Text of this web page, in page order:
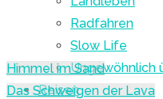
Radfahren
Slow Life
Ungewöhnlich
Reisen
Himmel im Sand
Das Schweigen der Lava